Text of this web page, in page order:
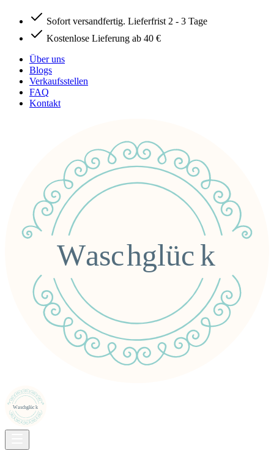
Sofort versandfertig. Lieferfrist 2 - 3 Tage
Kostenlose Lieferung ab 40 €
Über uns
Blogs
Verkaufsstellen
FAQ
Kontakt